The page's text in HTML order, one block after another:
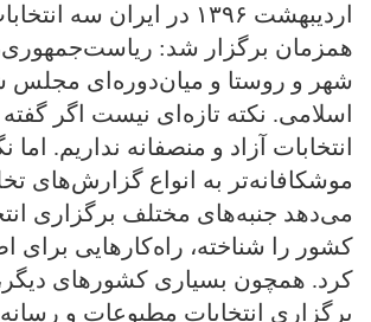
اردیبهشت ۱۳۹۶ در ایران سه
همزمان برگزار شد:
شهر و روستا و میان‌دوره‌ای مجلس
اسلامی. نکته تازه‌ای نیست اگر
انتخابات آزاد و منصفانه نداریم. اما
موشکافانه‌تر به انواع گزارش‌های
می‌دهد جنبه‌های مختلف برگزاری
کشور را شناخته، راه‌کارهایی برای
کرد. همچون بسیاری کشورهای
برگزاری انتخابات مطبوعات و